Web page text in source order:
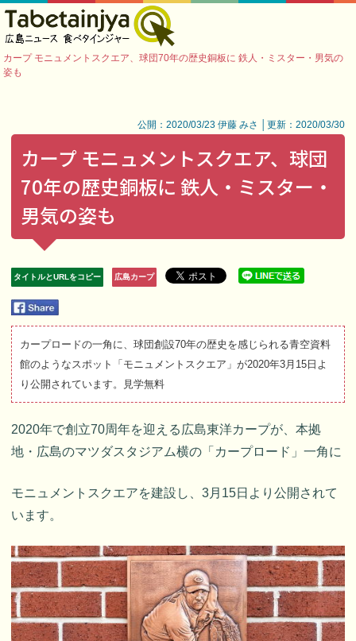
カープ モニュメントスクエア、球団70年の歴史銅板に 鉄人・ミスター・男気の
姿も
公開：2020/03/23 伊藤 みさ │更新：2020/03/30
カープ モニュメントスクエア、球団
70年の歴史銅板に 鉄人・ミスター・
男気の姿も
タイトルとURLをコピー 広島カープ
カープロードの一角に、球団創設70年の歴史を感じられる青空資料
館のようなスポット「モニュメントスクエア」が2020年3月15日よ
り公開されています。見学無料
2020年で創立70周年を迎える広島東洋カープが、本拠
地・広島のマツダスタジアム横の「カープロード」一角に
モニュメントスクエアを建設し、3月15日より公開されて
います。